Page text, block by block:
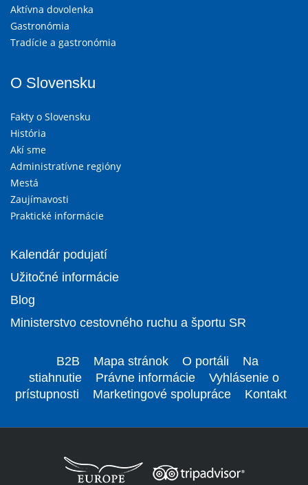
Aktívna dovolenka
Gastronómia
Tradície a gastronómia
O Slovensku
Fakty o Slovensku
História
Akí sme
Administratívne regióny
Mestá
Zaujímavosti
Praktické informácie
Kalendár podujatí
Užitočné informácie
Blog
Ministerstvo cestovného ruchu a športu SR
B2B Mapa stránok O portáli
Na
stiahnutie
Právne informácie
Vyhlásenie o
prístupnosti
Marketingové spolupráce Kontakt